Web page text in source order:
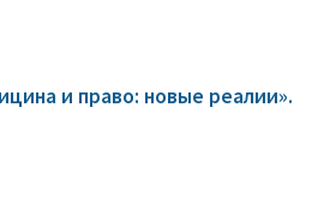
и право: новые реалии».